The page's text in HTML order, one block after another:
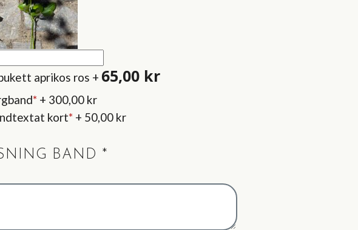
aprikos ros + 65,00 kr
* + 300,00 kr
kort* + 50,00 kr
BAND *